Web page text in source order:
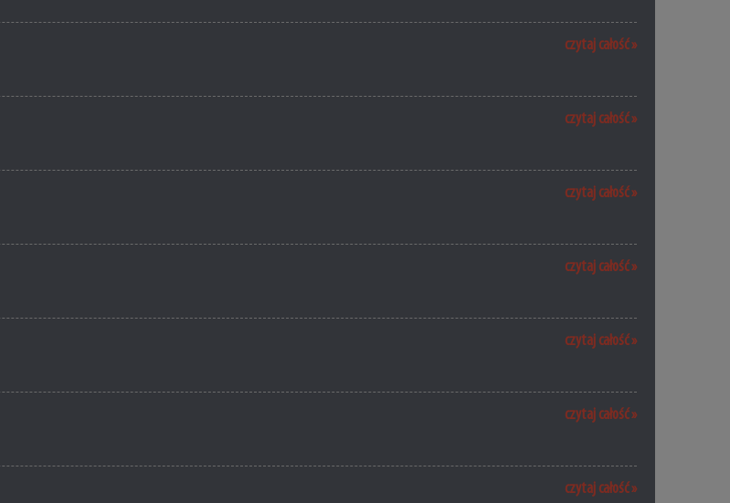
czytaj całość »
czytaj całość »
czytaj całość »
czytaj całość »
czytaj całość »
czytaj całość »
czytaj całość »